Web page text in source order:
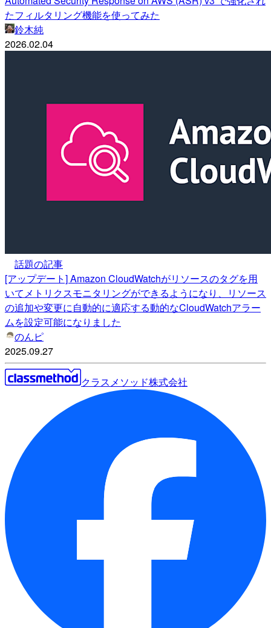
たフィルタリング機能を使ってみた
鈴木純
2026.02.04
話題の記事
[アップデート] Amazon CloudWatchがリソースのタグを用
いてメトリクスモニタリングができるようになり、リソース
の追加や変更に自動的に適応する動的なCloudWatchアラー
ムを設定可能になりました
のんピ
2025.09.27
クラスメソッド株式会社